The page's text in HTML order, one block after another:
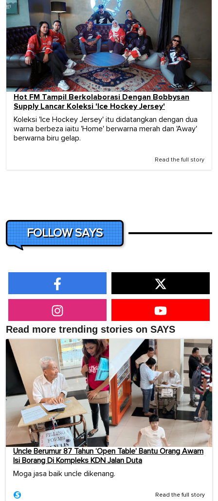
Hot FM Tampil Berkolaborasi Dengan Bobbysan
Supply Lancar Koleksi 'Ice Hockey Jersey'
Koleksi 'Ice Hockey Jersey' itu didatangkan dengan dua
warna berbeza iaitu 'Home' berwarna merah dan 'Away'
berwarna biru gelap.
Read the full story
FOLLOW SAYS
Read more trending stories on SAYS
Uncle Berumur 87 Tahun ‘Open Table’ Bantu Orang Awam
Isi Borang Di Kompleks KDN Jalan Duta
Moga jasa baik uncle dikenang.
Read the full story